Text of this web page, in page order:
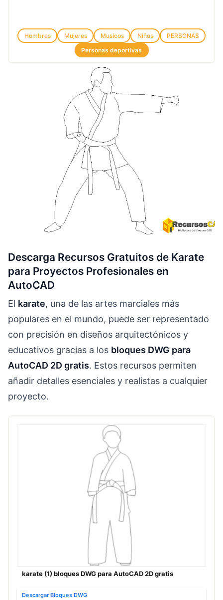
Hombres Mujeres Musicos Niños
PERSONAS
Personas deportivas
Descarga Recursos Gratuitos de Karate
para Proyectos Profesionales en
AutoCAD
El karate, una de las artes marciales más
populares en el mundo, puede ser representado
con precisión en diseños arquitectónicos y
educativos gracias a los bloques DWG para
AutoCAD 2D gratis. Estos recursos permiten
añadir detalles esenciales y realistas a cualquier
proyecto.
karate (1) bloques DWG para AutoCAD 2D gratis
Descargar Bloques DWG